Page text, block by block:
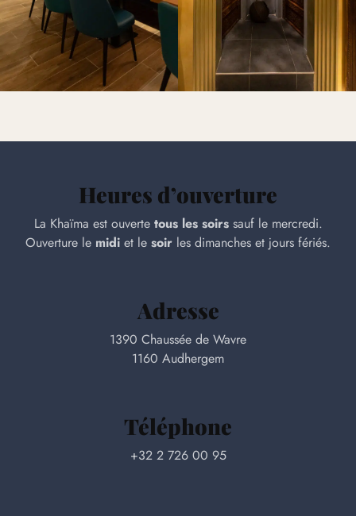
Heures d’ouverture
La Khaïma est ouverte tous les soirssauf le mercredi.
Ouverture le midi et le soir les dimanches et jours fériés.
Adresse
1390 Chaussée de Wavre
1160 Audhergem
Téléphone
+32 2 726 00 95